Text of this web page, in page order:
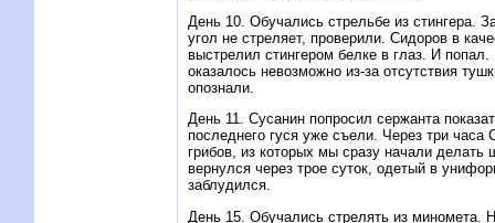
День 10. Обучались стрельбе из стингера.
угол не стреляет, проверили. Сидоров в
выстрелил стингером белке в глаз. И попал.
оказалось невозможно из-за отсутствия
опознали.
День 11. Сусанин попросил сержанта
последнего гуся уже съели. Через три часа
грибов, из которых мы сразу начали
вернулся через трое суток, одетый в
заблудился.
День 15. Обучались стрелять из миномета.